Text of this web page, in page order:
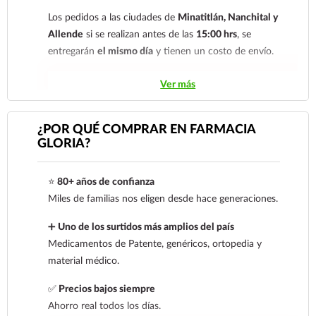
electrónico:ecommerce@farmaciagloria.mxo a
nuestro
921 261 8491
Los pedidos a las ciudades de Minatitlán, Nanchital y
Allende si se realizan antes de las 15:00 hrs, se
entregaránel mismo día y tienen un costo de envío.
Los pedidos de otras localidades se envían mediante
.Sólo hacemos envíos en el territorio
nacional.
económica.En la tarifa nacional al día siguiente, los
pedidos deben realizarseantes de las 14:00 hrs.El
tiempo de entrega de la tarifa económica es de
días.
En losproductos refrigerados siempre se debe
seleccionar la tarifa nacional día siguiente
productos de cadena de frío. Todos los productos se
Ver más
¿POR QUÉ COMPRAR EN FARMACIA
GLORIA?
⭐ 80+ años de confianza
Miles de familias nos eligen desde hace generaciones.
➕ Uno de los surtidos más amplios del país
Medicamentos de Patente, genéricos, ortopedia y
material médico.
✅ Precios bajos siempre
Ahorro real todos los días.